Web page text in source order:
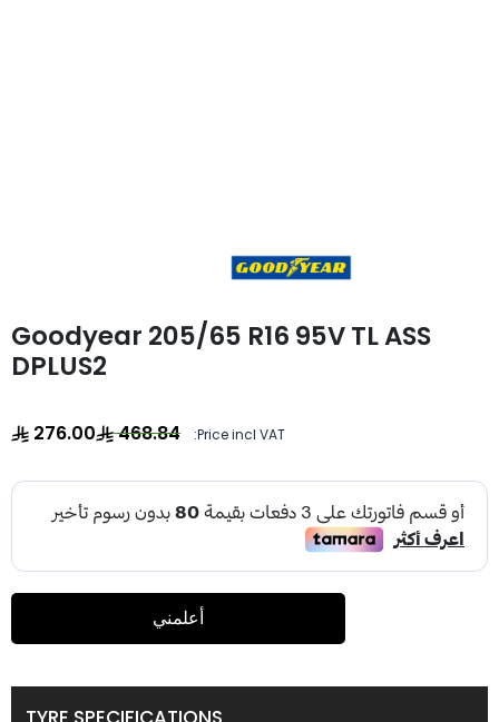
Goodyear 205/65 R16 95V TL ASS
DPLUS2
Price incl VAT:
468.84
276.00
أعلمني